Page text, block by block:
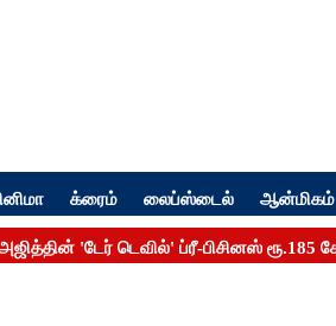
க்ரைம் லைப்ஸ்டைல் ஆன்மிகம்